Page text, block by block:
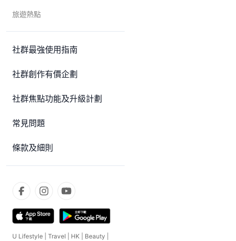
旅遊熱點
社群最強使用指南
社群創作有價企劃
社群焦點功能及升級計劃
常見問題
條款及細則
U Lifestyle Travel HK Beauty